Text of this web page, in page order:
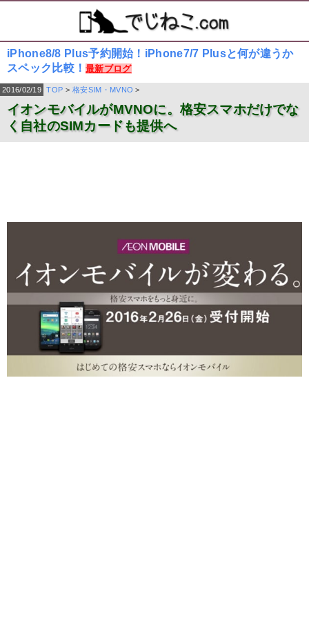
iPhone8/8 Plus予約開始！iPhone7/7 Plusと何が違うか
スペック比較！最新ブログ
2016/02/19 TOP > 格安SIM・MVNO >
イオンモバイルがMVNOに。格安スマホだけでな
く自社のSIMカードも提供へ